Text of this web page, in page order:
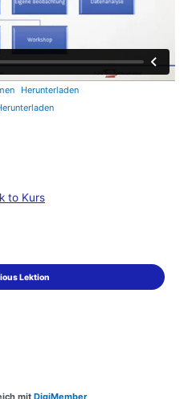
Herunterladen
Lektion
to Kurs
mit DigiMember